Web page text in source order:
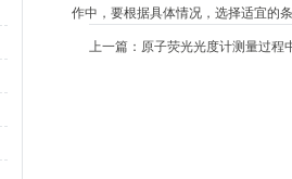
作中，要根据具体情况，选择适宜的
上一篇： 原子荧光光度计测量过程